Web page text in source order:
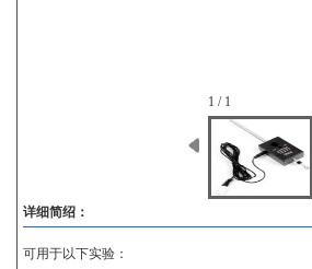
1 / 1
详细简绍：
可用于以下实验：